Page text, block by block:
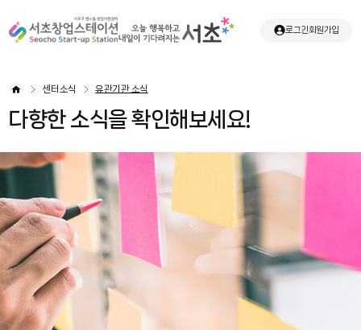
로그인회원가입
센터소식 유관기관 소식
다향한 소식을 확인해보세요!